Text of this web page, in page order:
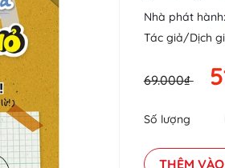
Nhà phát hành:
Tác giả/Dịch
69.000₫
Số lượng
THÊM